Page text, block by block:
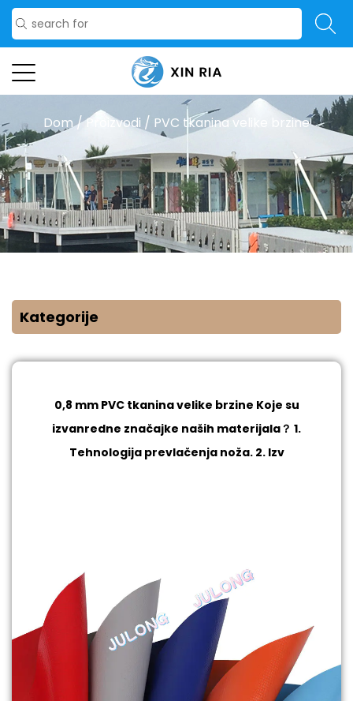
Dom/Proizvodi / PVC tkanina velike brzine
Kategorije
0,8 mm PVC tkanina velike brzine Koje su
izvanredne značajke naših materijala？ 1.
Tehnologija prevlačenja noža. 2. Izv